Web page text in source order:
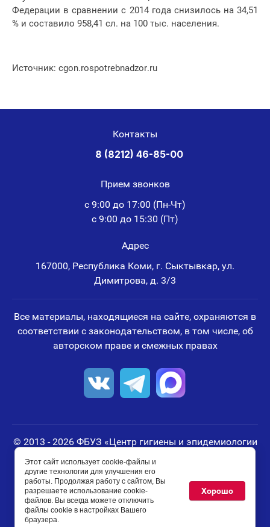
Федерации в сравнении с 2014 года снизилось на 34,51
% и составило 958,41 сл. на 100 тыс. населения.
Источник: cgon.rospotrebnadzor.ru
Контакты
8 (8212) 46-85-00
Прием звонков
с 9:00 до 17:00 (Пн-Чт)
с 9:00 до 15:30 (Пт)
Адрес
167000, Республика Коми, г. Сыктывкар, ул.
Димитрова, д. 3/3
Все материалы, находящиеся на сайте, охраняются в
соответствии с законодательством, в том числе, об
авторском праве и смежных правах
© 2013 - 2026 ФБУЗ «Центр гигиены и эпидемиологии
в Республике Коми»
ИНН: 1101486406
ОГРН: 1051100461114
Мегагрупп.ру
Этот сайт использует cookie-файлы и
другие технологии для улучшения его
работы. Продолжая работу с сайтом, Вы
разрешаете использование cookie-
файлов. Вы всегда можете отключить
файлы cookie в настройках Вашего
браузера.
Хорошо